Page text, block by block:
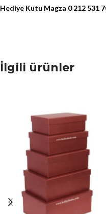
Hediye Kutu Magza 0 212 531
İlgili ürünler